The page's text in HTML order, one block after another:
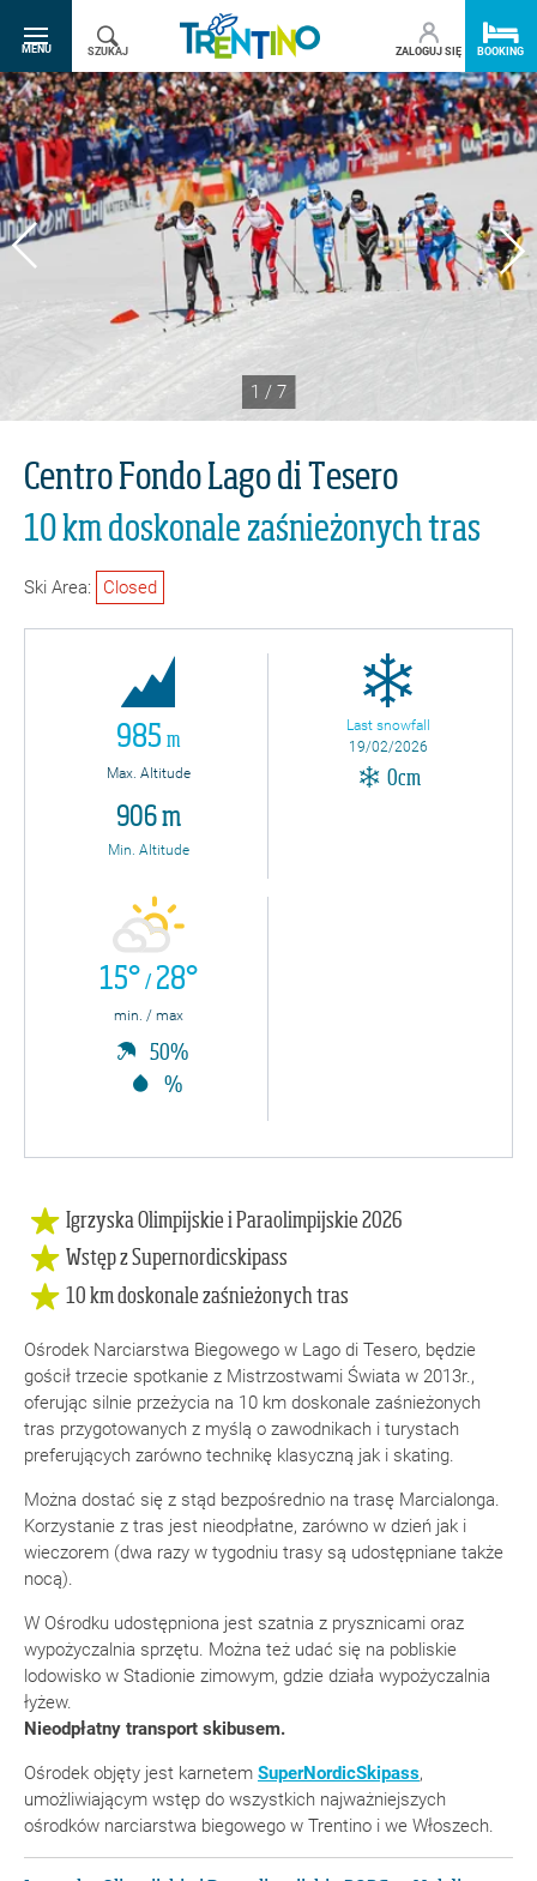
SR.TOGGLE-NAVIGATION
MENU
SZUKAJ ZALOGUJ SIĘ BOOKING
1 / 7
Centro Fondo Lago di Tesero
10 km doskonale zaśnieżonych tras
Ski Area: Closed
985 m
Max. Altitude
906 m
Min. Altitude
Last snowfall
19/02/2026
0cm
15° /28°
min. / max
50%
%
Igrzyska Olimpijskie i Paraolimpijskie 2026
Wstęp z Supernordicskipass
10 km doskonale zaśnieżonych tras
Ośrodek Narciarstwa Biegowego w Lago di Tesero, będzie
gościł trzecie spotkanie z Mistrzostwami Świata w 2013r.,
oferując silnie przeżycia na 10 km doskonale zaśnieżonych
tras przygotowanych z myślą o zawodnikach i turystach
preferujących zarówno technikę klasyczną jak i skating.
Można dostać się z stąd bezpośrednio na trasę Marcialonga.
Korzystanie z tras jest nieodpłatne, zarówno w dzień jak i
wieczorem (dwa razy w tygodniu trasy są udostępniane także
nocą).
W Ośrodku udostępniona jest szatnia z prysznicami oraz
wypożyczalnia sprzętu. Można też udać się na pobliskie
lodowisko w Stadionie zimowym, gdzie działa wypożyczalnia
łyżew.
Nieodpłatny transport skibusem.
Ośrodek objęty jest karnetem SuperNordicSkipass,
umożliwiającym wstęp do wszystkich najważniejszych
ośrodków narciarstwa biegowego w Trentino i we Włoszech.